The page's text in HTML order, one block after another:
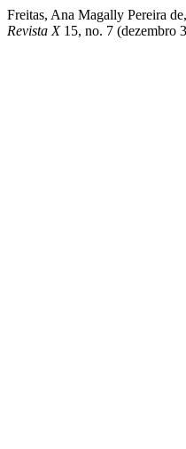
Freitas, Ana Magally Pereira
Revista X15, no. 7 (dezembro